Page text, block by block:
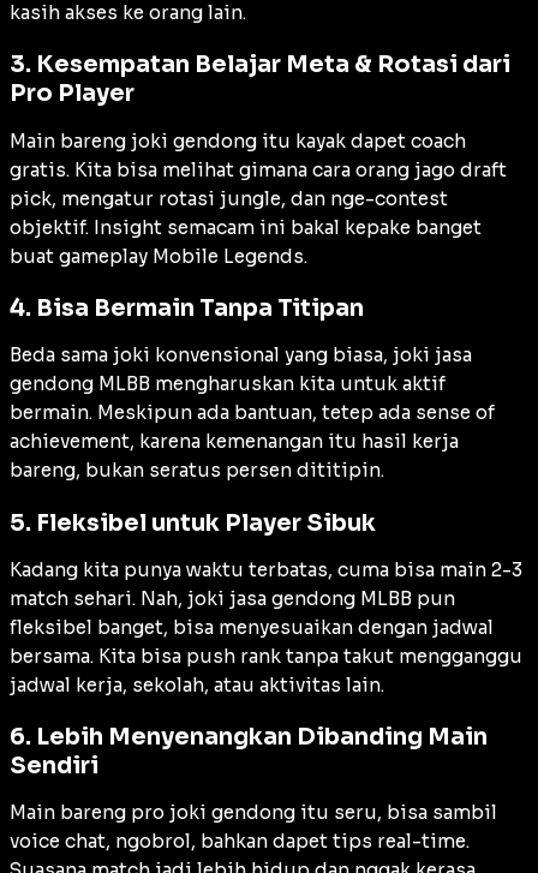
kasih akses ke orang lain.
3. Kesempatan Belajar Meta & Rotasi dari
Pro Player
Main bareng joki gendong itu kayak dapet coach
gratis. Kita bisa melihat gimana cara orang jago draft
pick, mengatur rotasi jungle, dan nge-contest
objektif. Insight semacam ini bakal kepake banget
buat gameplay Mobile Legends.
4. Bisa Bermain Tanpa Titipan
Beda sama joki konvensional yang biasa, joki jasa
gendong MLBB mengharuskan kita untuk aktif
bermain. Meskipun ada bantuan, tetep ada sense of
achievement, karena kemenangan itu hasil kerja
bareng, bukan seratus persen dititipin.
5. Fleksibel untuk Player Sibuk
Kadang kita punya waktu terbatas, cuma bisa main 2-3
match sehari. Nah, joki jasa gendong MLBB pun
fleksibel banget, bisa menyesuaikan dengan jadwal
bersama. Kita bisa push rank tanpa takut mengganggu
jadwal kerja, sekolah, atau aktivitas lain.
6. Lebih Menyenangkan Dibanding Main
Sendiri
Main bareng pro joki gendong itu seru, bisa sambil
voice chat, ngobrol, bahkan dapet tips real-time.